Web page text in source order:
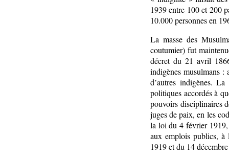
1939 entre 100 et 200
10.000 personnes en
La masse des
coutumier) fut
décret du 21 avril
indigènes musulmans :
d’autres indigènes.
politiques accordés à
pouvoirs disciplinaires
juges de paix, en les
la loi du 4 février 1919,
aux emplois publics, à
1919 et du 14